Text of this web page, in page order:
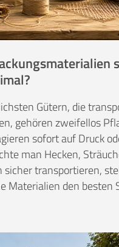
Gütern, die
gehören zweifellos
sofort auf Druck
man Hecken,
transportieren,
Materialien den besten